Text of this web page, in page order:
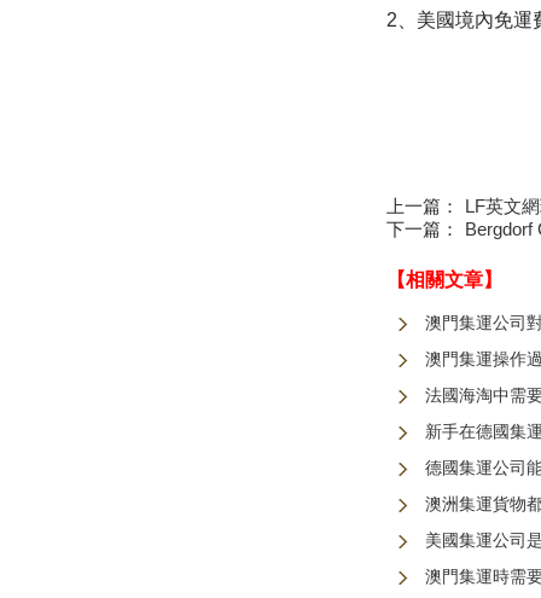
2、美國境內免運
上一篇：
LF英文
下一篇：
Bergdorf
【相關文章】
澳門集運公司
澳門集運操作
法國海淘中需
新手在德國集
德國集運公司
澳洲集運貨物
美國集運公司
澳門集運時需